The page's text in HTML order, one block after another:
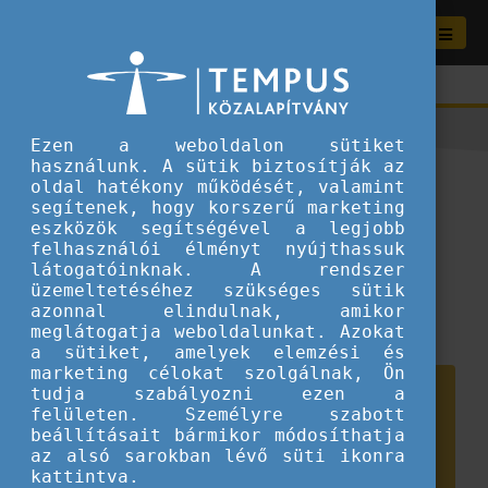
Az Európai Ifjúsági Hét
brüsszeli nyitóeseménye, a
fiatalok szemével 3. rész
2026.05.12.
Sztorik, élmények
Ezen a weboldalon sütiket
használunk. A sütik biztosítják az
oldal hatékony működését, valamint
segítenek, hogy korszerű marketing
eszközök segítségével a legjobb
felhasználói élményt nyújthassuk
látogatóinknak. A rendszer
üzemeltetéséhez szükséges sütik
azonnal elindulnak, amikor
meglátogatja weboldalunkat. Azokat
a sütiket, amelyek elemzési és
marketing célokat szolgálnak, Ön
tudja szabályozni ezen a
felületen. Személyre szabott
beállításait bármikor módosíthatja
az alsó sarokban lévő süti ikonra
kattintva.